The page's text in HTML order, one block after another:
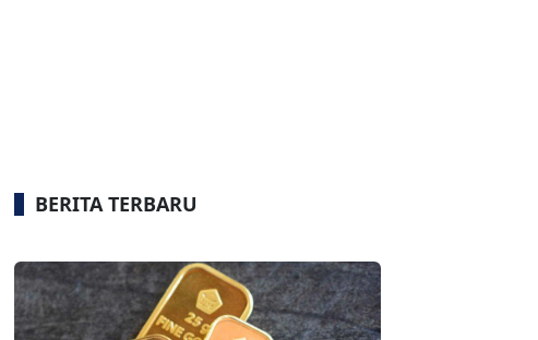
BERITA TERBARU